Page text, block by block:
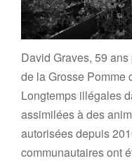
David Graves, 59
de la Grosse Pomme
Longtemps illégales
assimilées à des
autorisées depuis
communautaires ont